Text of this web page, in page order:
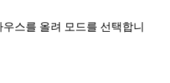
스를 올려 모드를 선택합니